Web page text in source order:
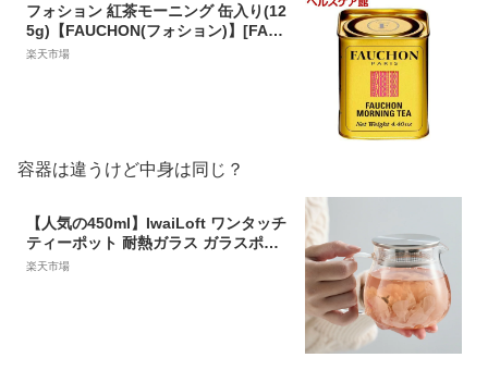
フォション 紅茶モーニング 缶入り(12
5g)【FAUCHON(フォション)】[FAU
CHON フォーション リーフ TEA]
楽天市場
容器は違うけど中身は同じ？
【人気の450ml】IwaiLoft ワンタッチ
ティーポット 耐熱ガラス ガラスポッ
ト ガラス急須 コーヒーポット コーヒ
楽天市場